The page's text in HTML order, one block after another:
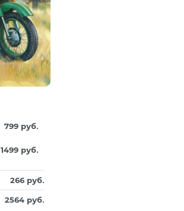
799 руб.
1499 руб.
266 руб.
2564 руб.